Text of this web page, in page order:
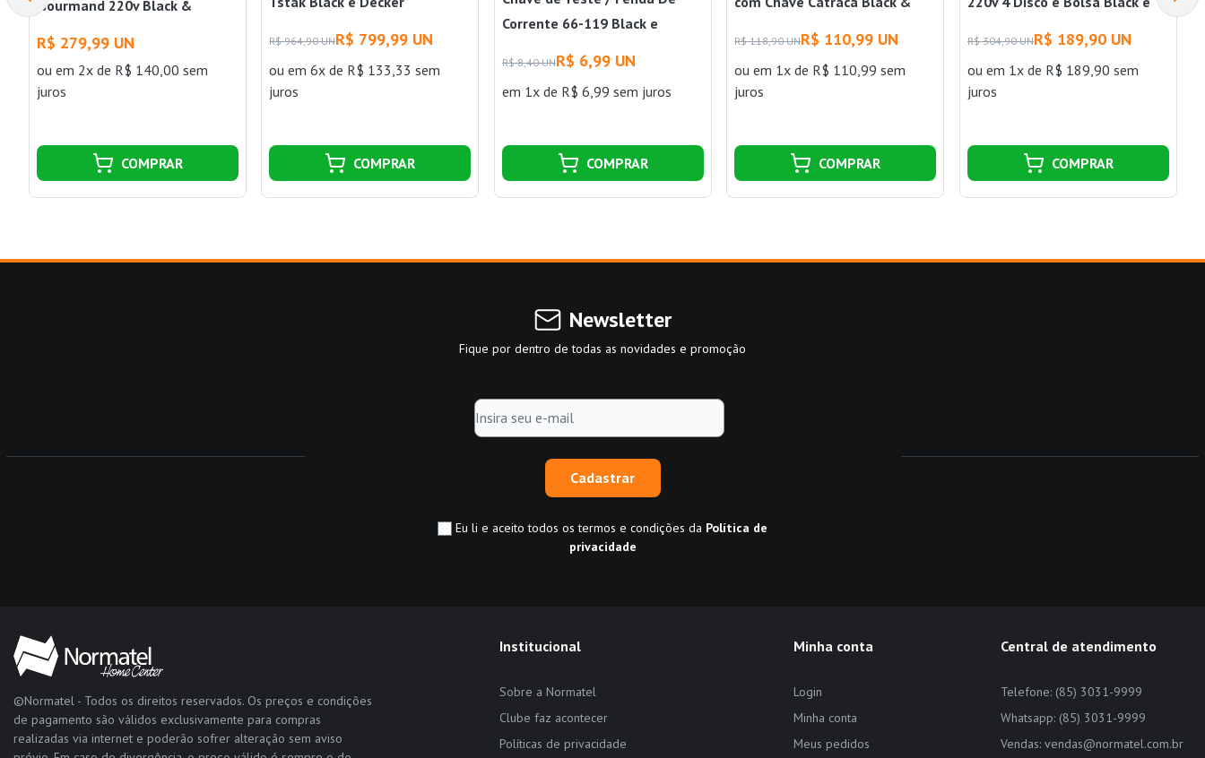
Gourmand 220v Black &
R$ 279,99 UN
ou em 2x de R$ 140,00 sem
juros
COMPRAR
R$ 964,90 UNR$ 799,99 UN
ouem 6x de R$ 133,33 sem
juros
COMPRAR
Corrente 66-119 Black e
R$ 8,40 UNR$ 6,99 UN
em 1x de R$ 6,99 sem juros
COMPRAR
R$ 118,90 UNR$ 110,99 UN
ouem 1x de R$ 110,99 sem
juros
COMPRAR
R$ 304,90 UNR$ 189,90 UN
ou em 1x de R$ 189,90 sem
juros
COMPRAR
Newsletter
Fique por dentro de todas as novidades e promoção
Cadastrar
Eu li e aceito todos os termos e condições da Política de
privacidade
©Normatel - Todos os direitos reservados. Os preços e condições
de pagamento são válidos exclusivamente para compras
realizadas via internet e poderão sofrer alteração sem aviso
Institucional
Sobre a Normatel
Clube faz acontecer
Políticas de privacidade
Minha conta
Login
Minha conta
Meus pedidos
Central de atendimento
Telefone: (85) 3031-9999
Whatsapp: (85) 3031-9999
Vendas: vendas@normatel.com.br